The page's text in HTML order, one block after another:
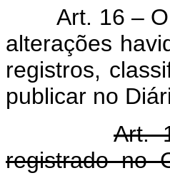
Art. 16 –
alterações
registros,
publicar no
Art.
registrado no